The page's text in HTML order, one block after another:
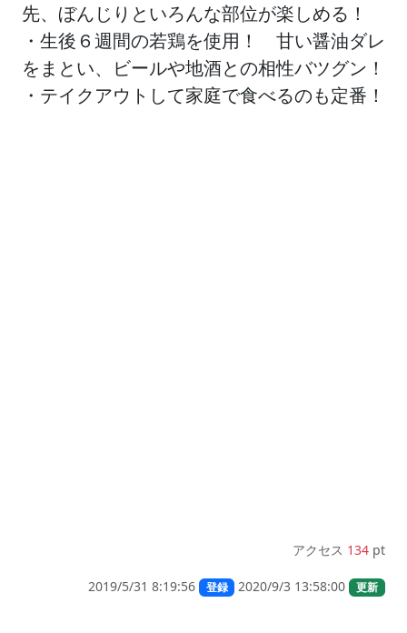
先、ぼんじりといろんな部位が楽しめる！
・生後６週間の若鶏を使用！ 甘い醤油ダレ
をまとい、ビールや地酒との相性バツグン！
・テイクアウトして家庭で食べるのも定番！
アクセス 134 pt
2019/5/31 8:19:56 登録 2020/9/3 13:58:00 更新